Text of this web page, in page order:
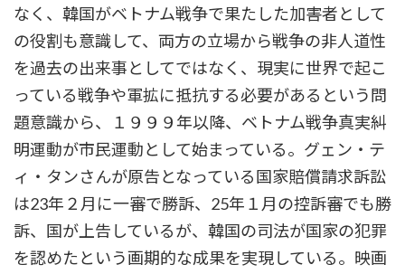
なく、韓国がベトナム戦争で果たした加害者として
の役割も意識して、両方の立場から戦争の非人道性
を過去の出来事としてではなく、現実に世界で起こ
っている戦争や軍拡に抵抗する必要があるという問
題意識から、１９９９年以降、ベトナム戦争真実糾
明運動が市民運動として始まっている。グェン・テ
ィ・タンさんが原告となっている国家賠償請求訴訟
は23年２月に一審で勝訴、25年１月の控訴審でも勝
訴、国が上告しているが、韓国の司法が国家の犯罪
を認めたという画期的な成果を実現している。映画